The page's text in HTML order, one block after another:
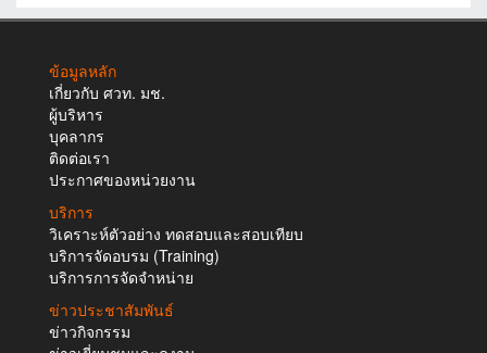
ข้อมูลหลัก
เกี่ยวกับ ศวท. มช.
ผู้บริหาร
บุคลากร
ติดต่อเรา
ประกาศของหน่วยงาน
บริการ
วิเคราะห์ตัวอย่าง ทดสอบและสอบเทียบ
บริการจัดอบรม (Training)
บริการการจัดจำหน่าย
ข่าวประชาสัมพันธ์
ข่าวกิจกรรม